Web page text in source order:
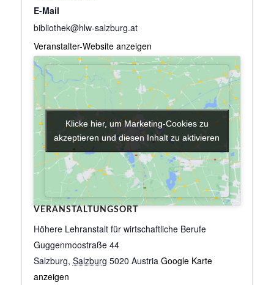
E-Mail
bibliothek@hlw-salzburg.at
Veranstalter-Website anzeigen
VERANSTALTUNGSORT
Höhere Lehranstalt für wirtschaftliche Berufe
Guggenmoostraße 44
Salzburg, Salzburg 5020 Austria Google Karte
anzeigen
Klicke hier, um Marketing-Cookies zu
akzeptieren und diesen Inhalt zu aktivieren
Klicke hier, um Marketing-Cookies zu
akzeptieren und diesen Inhalt zu aktivieren